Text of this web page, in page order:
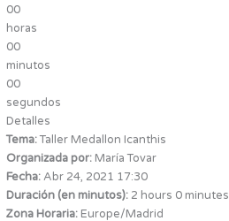
00
horas
00
minutos
00
segundos
Detalles
Tema:Taller Medallon Icanthis
Organizada por: María Tovar
Fecha:Abr 24, 2021 17:30
Duración (en minutos): 2 hours 0 minutes
Zona Horaria: Europe/Madrid